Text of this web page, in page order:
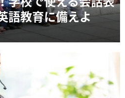
語教育に備えよ